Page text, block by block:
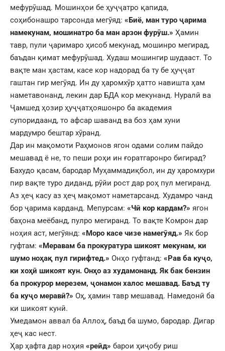
мефурӯшад. Мошинҳои бе ҳуҷҷатро қапида,
соҳибонашро тарсонда мегӯяд: «Биё, ман туро ҷарима
намекунам, мошинатро ба ман арзон фурӯш.» Ҳамин
тавр, пули ҷаримаро ҳисоб мекунад, мошинро мегирад,
баъдан қимат мефурӯшад. Худаш мошингир шудааст. То
вақте ман ҳастам, касе кор надорад ба ту бе ҳуҷҷат
гаштан гир мегӯяд. Ин ду ҳаромхӯр ҳатто навишта ҳам
наметавонанд, лекин дар БДА кор мекунанд. Нуралӣ ва
Ҷамшед ҳозир ҳуҷҷатҳояшонро ба академия
супоридаанд, то афсар шаванд ва боз ҳам хуни
мардумро бештар хӯранд.
Дар ин мақомоти Раҳмонов ягон одами солим пайдо
мешавад ё не, то пеши роҳи ин ғоратгаронро бигирад?
Бахудо қасам, бародар Муҳаммадиқбол, ин ду ҳаромхури
пир вақте туро диданд, рӯйи рост дар роҳ пул мегиранд.
Аз ҳеҷ касу аз ҳеҷ мақомот наметарсанд. Худамро чанд
бор ҷарима карданд. Мепурсам: «Чӣ кор кардам?» ягон
баҳона меёбанд, пулро мегиранд. То вақте Комрон дар
ноҳия аст, мегӯянд: «Моро касе чизе намегӯяд.» Як бор
гуфтам: «Меравам ба прокуратура шикоят мекунам, ки
шумо ноҳақ пул гирифтед.» Онҳо гуфтанд: «Рав ба куҷо,
ки хоҳӣ шикоят кун. Онҳо аз худамонанд. Як бак бензин
ба прокурор мерезем, ҷонамон халос мешавад. Баъд ту
ба куҷо меравӣ?» Оҳ, ҳамин тавр мешавад. Намедонӣ ба
ки шикоят кунӣ.
Умедамон аввал ба Аллоҳ, баъд ба шумо, бародар. Дигар
ҳеҷ кас нест.
Ҳар ҳафта дар ноҳия «рейд» барои ҳиҷобу риш